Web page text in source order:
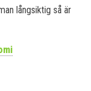
långsiktig så är